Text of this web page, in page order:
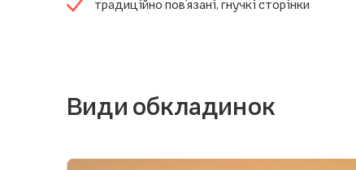
традиційно пов'язані, гнучкі сторінки
Види обкладинок